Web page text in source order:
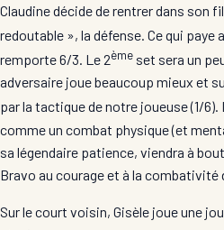
Claudine décide de rentrer dans son
redoutable », la défense. Ce qui paye
remporte 6/3. Le 2ème set sera un
adversaire joue beaucoup mieux et
par la tactique de notre joueuse (1/6).
comme un combat physique (et
sa légendaire patience, viendra à bout
Bravo au courage et à la combativité
Sur le court voisin, Gisèle joue une